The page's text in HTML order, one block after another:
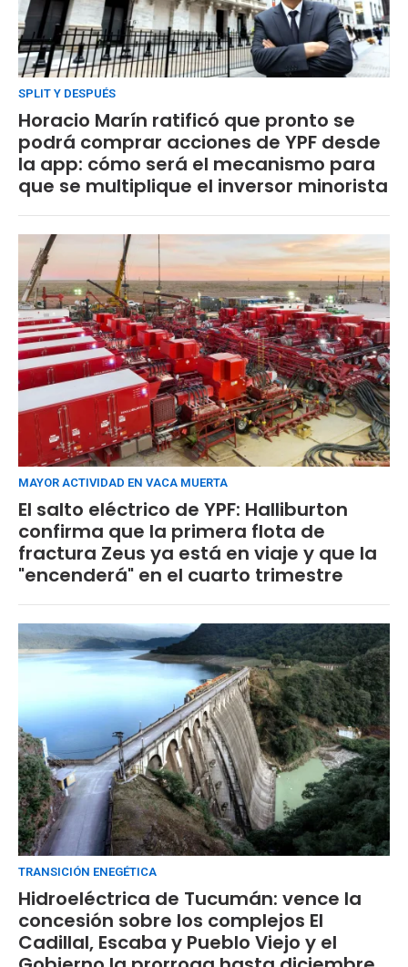
SPLIT Y DESPUÉS
Horacio Marín ratificó que pronto se
podrá comprar acciones de YPF desde
la app: cómo será el mecanismo para
que se multiplique el inversor minorista
MAYOR ACTIVIDAD EN VACA MUERTA
El salto eléctrico de YPF: Halliburton
confirma que la primera flota de
fractura Zeus ya está en viaje y que la
"encenderá" en el cuarto trimestre
TRANSICIÓN ENEGÉTICA
Hidroeléctrica de Tucumán: vence la
concesión sobre los complejos El
Cadillal, Escaba y Pueblo Viejo y el